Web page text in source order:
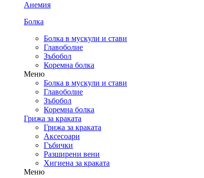
Анемия
Болка
Болка в мускули и стави
Главоболие
Зъбобол
Коремна болка
Меню
Болка в мускули и стави
Главоболие
Зъбобол
Коремна болка
Грижа за краката
Грижа за краката
Аксесоари
Гъбички
Разширени вени
Хигиена за краката
Меню